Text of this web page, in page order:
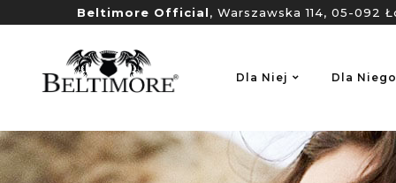
Beltimore Official, Warszawska 114, 05-092
Dla Niej Dla Niego